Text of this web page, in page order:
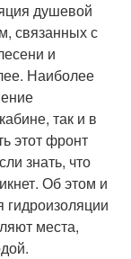
душевой
связанных с
и
Наиболее
так и в
этот фронт
знать, что
Об этом и
места,